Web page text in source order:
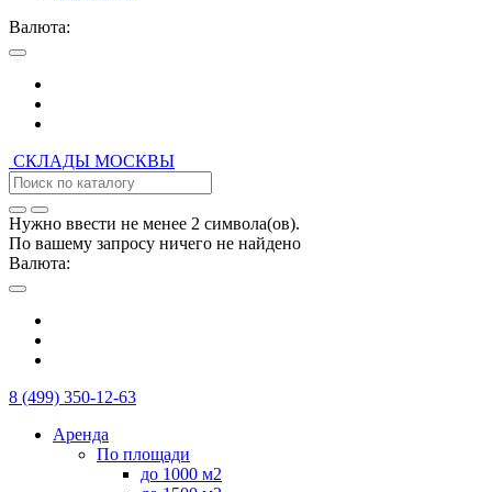
Валюта:
СКЛАДЫ МОСКВЫ
Нужно ввести не менее 2 символа(ов).
По вашему запросу ничего не найдено
Валюта:
8 (499) 350-12-63
Аренда
По площади
до 1000 м2